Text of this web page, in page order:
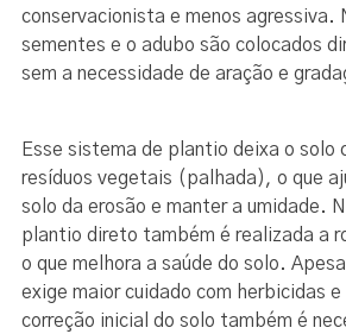
conservacionista e menos agressiva.
sementes e o adubo são colocados
sem a necessidade de aração e
Esse sistema de plantio deixa o solo
resíduos vegetais (palhada), o que
solo da erosão e manter a umidade.
plantio direto também é realizada a
o que melhora a saúde do solo.
exige maior cuidado com herbicidas
correção inicial do solo também é